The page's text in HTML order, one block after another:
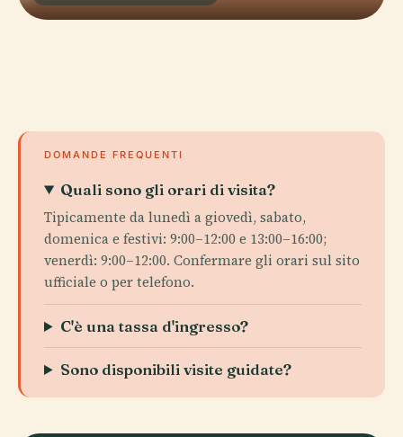
DOMANDE FREQUENTI
Quali sono gli orari di visita?
Tipicamente da lunedì a giovedì, sabato,
domenica e festivi: 9:00–12:00 e 13:00–16:00;
venerdì: 9:00–12:00. Confermare gli orari sul sito
ufficiale o per telefono.
C'è una tassa d'ingresso?
Sono disponibili visite guidate?